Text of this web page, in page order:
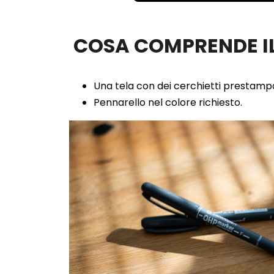
COSA COMPRENDE
Una tela con dei cerchietti
Pennarello nel colore richiesto.